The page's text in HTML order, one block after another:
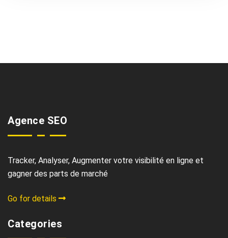
Agence SEO
Tracker, Analyser, Augmenter votre visibilité en ligne et
gagner des parts de marché
Go for details
Categories